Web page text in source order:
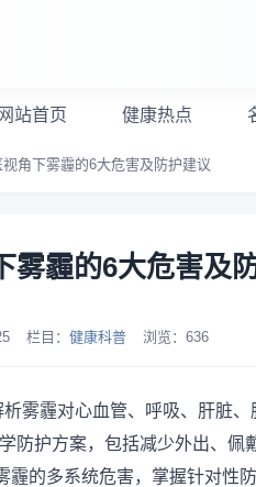
网站首页 健康热点
视角下雾霾的6大危害及防护建议
雾霾的6大危害及
栏目： 健康科普 浏览： 636
析雾霾对心血管、呼吸、肝脏
防护方案，包括减少外出、佩
霾的多系统危害，掌握针对性